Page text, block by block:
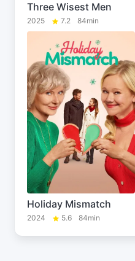
Three Wisest Men
2025 7.2 84min
Holiday Mismatch
2024 5.6 84min